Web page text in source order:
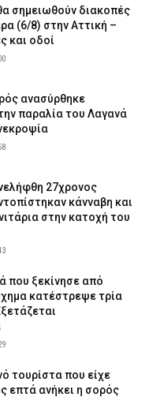
σημειωθούν διακοπές
(6/8) στην Αττική –
και οδοί
ανασύρθηκε
παραλία του Λαγανά
27χρονος
κάνναβη και
στην κατοχή του
που ξεκίνησε από
κατέστρεψε τρία
τουρίστα που είχε
επτά ανήκει η σορός